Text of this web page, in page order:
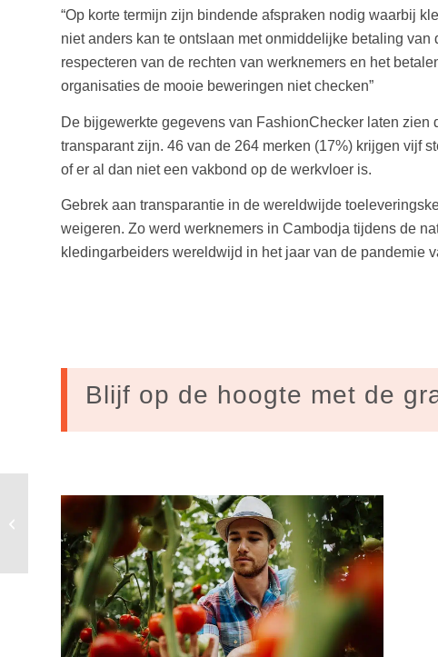
“Op korte termijn zijn bindende afspraken nodig waarbij
niet anders kan te ontslaan met onmiddelijke betaling
respecteren van de rechten van werknemers en het
organisaties de mooie beweringen niet checken”
De bijgewerkte gegevens van FashionChecker laten
transparant zijn. 46 van de 264 merken (17%) krijgen vijf
of er al dan niet een vakbond op de werkvloer is.
Gebrek aan transparantie in de wereldwijde
weigeren. Zo werd werknemers in Cambodja tijdens de
kledingarbeiders wereldwijd in het jaar van de pandemie
Blijf op de hoogte met de
Zet biodiversiteit
ontwikkelings-
samenwerking